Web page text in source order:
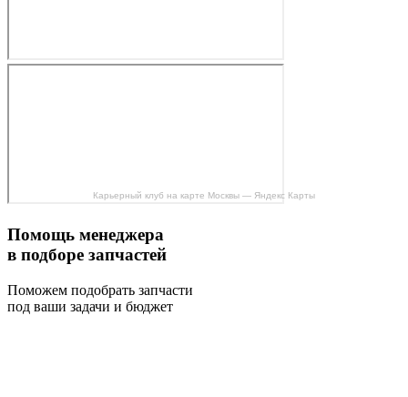
Карьерный клуб на карте Москвы — Яндекс Карты
Помощь менеджера
в подборе запчастей
Поможем подобрать запчасти
под ваши задачи и бюджет